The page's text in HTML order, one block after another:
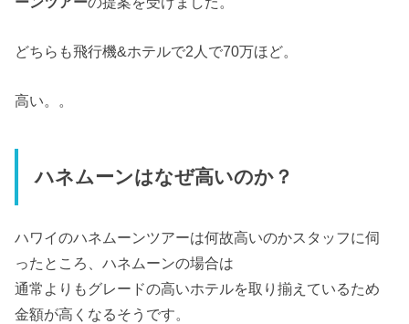
どちらも飛行機&ホテルで2人で70万ほど。
高い。。
ハネムーンはなぜ高いのか？
ハワイのハネムーンツアーは何故高いのかスタッフに伺
ったところ、ハネムーンの場合は
通常よりもグレードの高いホテルを取り揃えているため
金額が高くなるそうです。